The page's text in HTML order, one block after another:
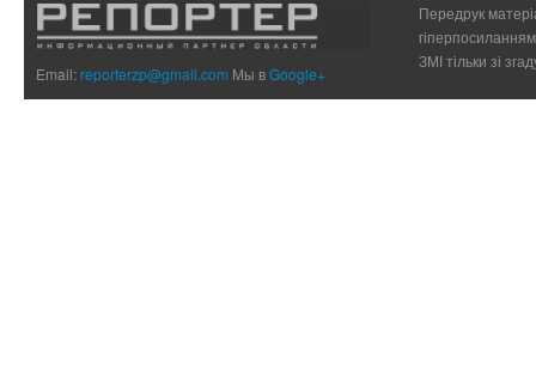
Email:reporterzp@gmail.com Мы вGoogle+
Передрук
ЗМІ тільки зі